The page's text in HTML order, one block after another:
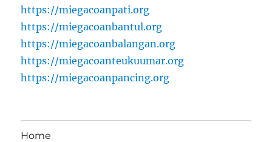
https://miegacoanpati.org
https://miegacoanbantul.org
https://miegacoanbalangan.org
https://miegacoanteukuumar.org
https://miegacoanpancing.org
Home